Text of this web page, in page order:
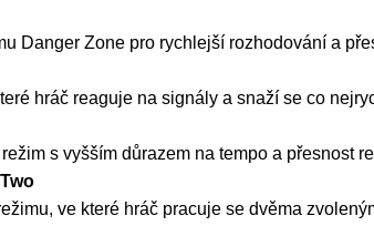
Danger Zone pro rychlejší rozhodování a
hráč reaguje na signály a snaží se co
s vyšším důrazem na tempo a přesnost
ve které hráč pracuje se dvěma